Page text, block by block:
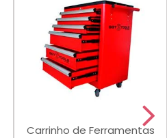
Carrinho de Ferramentas